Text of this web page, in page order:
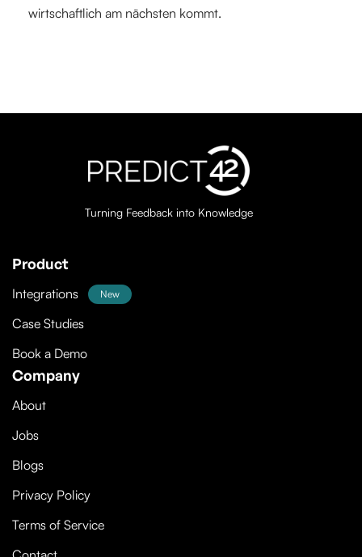
wirtschaftlich am nächsten kommt.
Turning Feedback into Knowledge
Product
Integrations New
Case Studies
Book a Demo
Company
About
Jobs
Blogs
Privacy Policy
Terms of Service